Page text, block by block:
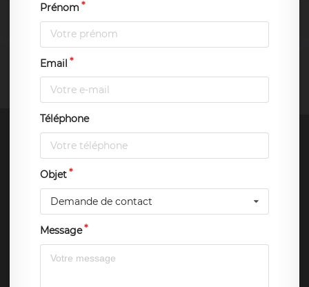
Prénom
Email
Téléphone
Objet
Demande de contact
Message